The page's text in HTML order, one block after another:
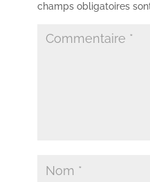
champs obligatoires